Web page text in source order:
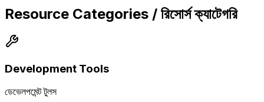
Resource Categories / রিসোর্স ক্যাটেগরি
Development Tools
ডেভেলপমেন্ট টুলস